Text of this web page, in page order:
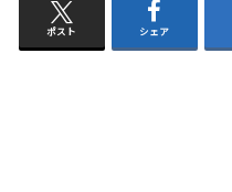
ポスト シェア